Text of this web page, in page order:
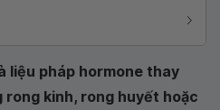
liệu pháp hormone thay
kinh, rong huyết hoặc